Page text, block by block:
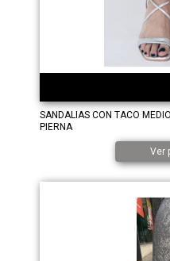
SANDALIAS CON TACO
PIERNA
Ver